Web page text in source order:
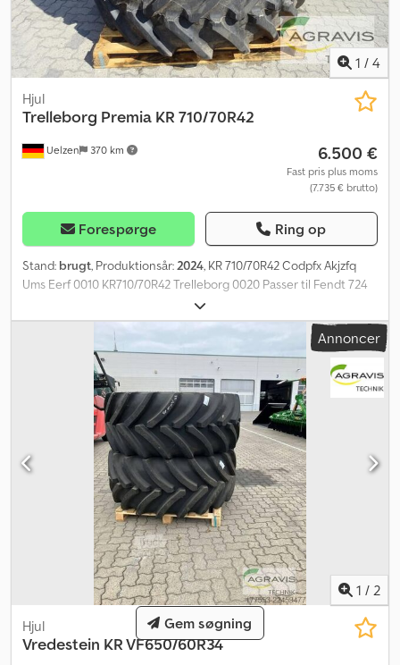
1 / 4
Uelzen 370 km
Hjul
Trelleborg Premia KR 710/70R42
6.500 €
Fast pris plus moms
(7.735 € brutto)
Forespørge Ring op
Stand: brugt, Produktionsår:2024, KR 710/70R42 Codpfx Akjzfq
Ums Eerf 0010 KR710/70R42 Trelleborg 0020 Passer til Fendt 724
Annoncer
1 / 2
Hjul
Vredestein KR VF650/60R34
Gem søgning